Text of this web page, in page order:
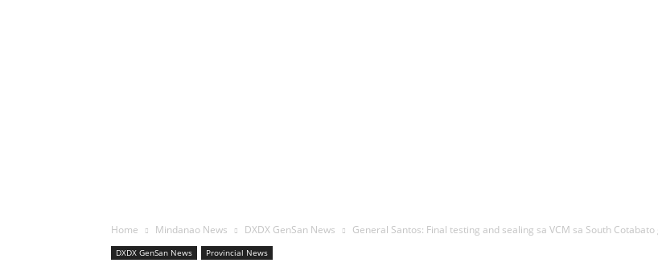
Home Mindanao News DXDX GenSan News General Santos: Final testing and sealing sa VCM sa South
DXDX GenSan News Provincial News